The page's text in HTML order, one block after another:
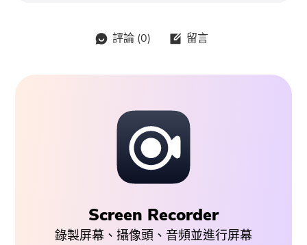
評論 (0) 留言
Screen Recorder
錄製屏幕、攝像頭、音頻並進行屏幕